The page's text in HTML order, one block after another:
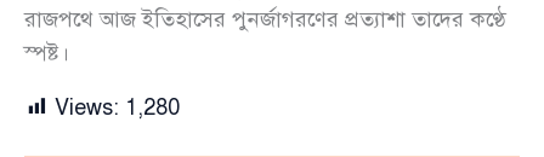
রাজপথে আজ ইতিহাসের পুনর্জাগরণের প্রত্যাশা তাদের কণ্ঠে
স্পষ্ট।
Views: 1,280